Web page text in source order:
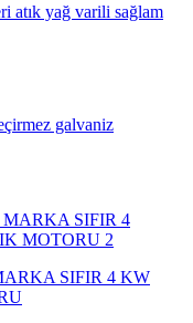
atık yağ varili sağlam
galvaniz
SIFIR 4 KW